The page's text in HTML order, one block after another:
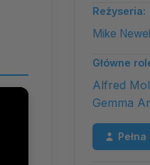
Reżyseria:
Mike Newell
Główne
Alfred
Gemma